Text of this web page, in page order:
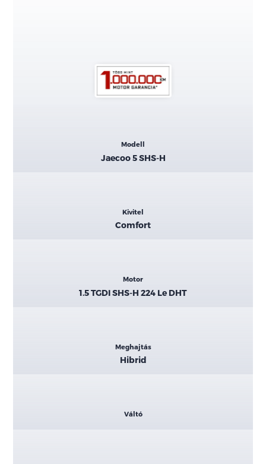
Modell
Jaecoo 5 SHS-H
Kivitel
Comfort
Motor
1.5 TGDI SHS-H 224 Le DHT
Meghajtás
Hibrid
Váltó